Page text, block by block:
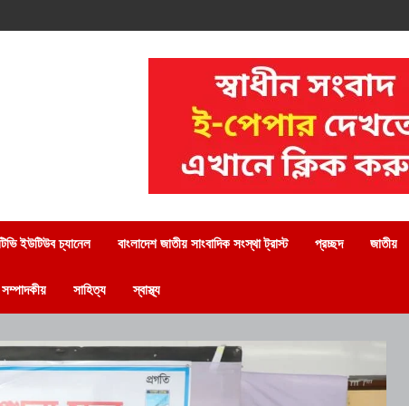
ইউটিউব চ্যানেল বাংলাদেশ জাতীয় সাংবাদিক সংস্থা ট্রাস্ট প্রচ্ছদ জাতীয়
সম্পাদকীয় সাহিত্য স্বাস্থ্য